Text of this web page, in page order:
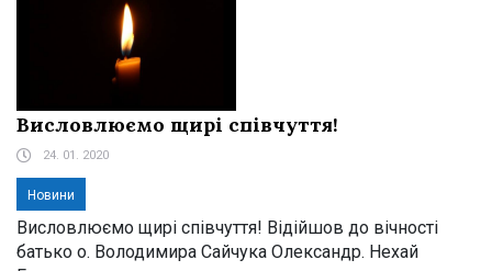
Висловлюємо щирі співчуття!
24. 01. 2020
Новини
Висловлюємо щирі співчуття! Відійшов до вічності
батько о. Володимира Сайчука Олександр. Нехай